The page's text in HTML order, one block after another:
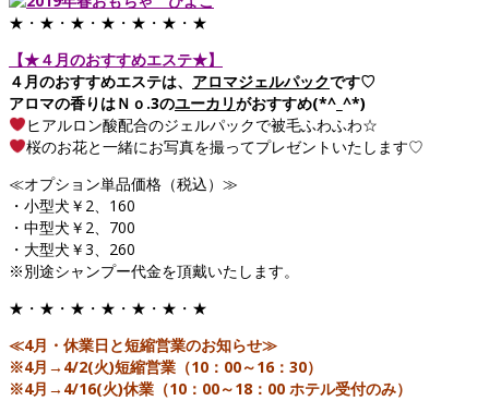
★・★・★・★・★・★・★
【★４月のおすすめエステ★】
４月のおすすめエステは、 アロマジェルパックです♡
アロマの香りはＮｏ.3のユーカリがおすすめ(*^_^*)
ヒアルロン酸配合のジェルパックで被毛ふわふわ☆
桜のお花と一緒にお写真を撮ってプレゼントいたします♡
≪オプション単品価格（税込）≫
・小型犬￥2、160
・中型犬￥2、700
・大型犬￥3、260
※別途シャンプー代金を頂戴いたします。
★・★・★・★・★・★・★
≪4月・休業日と短縮営業のお知らせ≫
※4月→4/2(火)短縮営業（10：00～16：30）
※4月→4/16(火)休業（10：00～18：00 ホテル受付のみ）